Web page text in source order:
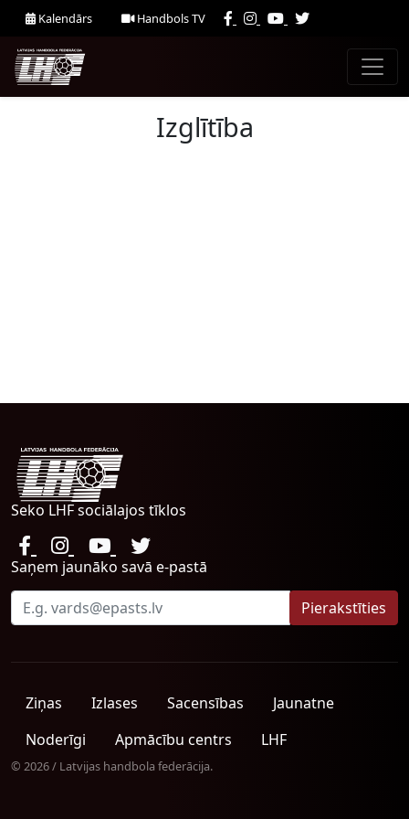
Kalendārs Handbols TV
Izglītība
Seko LHF sociālajos tīklos
Saņem jaunāko savā e-pastā
Ziņas Izlases Sacensības
Jaunatne
Noderīgi
Apmācību centrs LHF
© 2026 / Latvijas handbola federācija.